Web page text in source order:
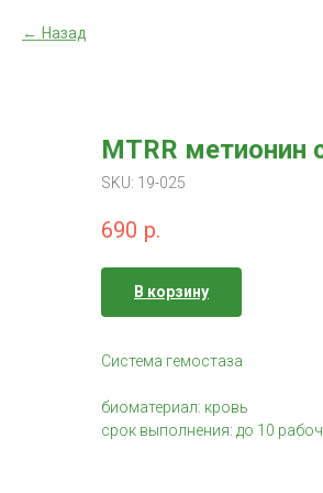
Назад
MTRR метионин
SKU: 19-025
690 р.
В корзину
Система гемостаза
биоматериал: кровь
срок выполнения: до 10